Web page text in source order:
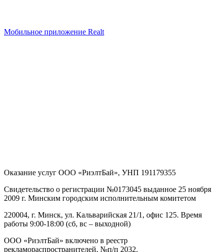
Мобильное приложение Realt
Оказание услуг ООО «РиэлтБай», УНП 191179355
Свидетельство о регистрации №0173045 выданное 25 ноября
2009 г. Минским городским исполнительным комитетом
220004, г. Минск, ул. Кальварийская 21/1, офис 125. Время
работы 9:00-18:00 (сб, вс – выходной)
ООО «РиэлтБай» включено в реестр
рекламораспространителей, №п/п 2032.